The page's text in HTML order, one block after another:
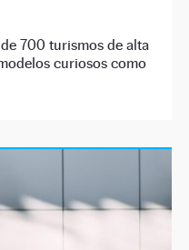
700 turismos de alta
curiosos como